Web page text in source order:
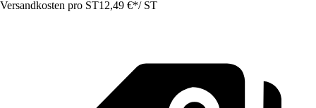
Versandkosten pro ST12,49 €*/ ST